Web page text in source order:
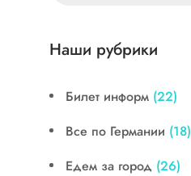
Наши рубрики
Билет информ (22)
Все по Германии (18)
Едем за город (26)